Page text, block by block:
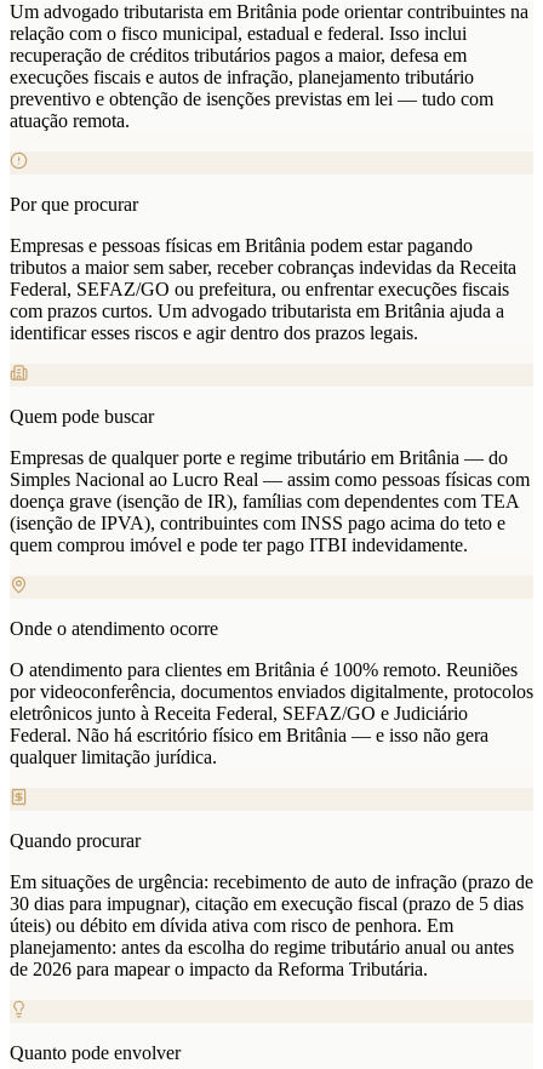
Um advogado tributarista em Britânia pode orientar contribuintes na
relação com o fisco municipal, estadual e federal. Isso inclui
recuperação de créditos tributários pagos a maior, defesa em
execuções fiscais e autos de infração, planejamento tributário
preventivo e obtenção de isenções previstas em lei — tudo com
atuação remota.
Por que procurar
Empresas e pessoas físicas em Britânia podem estar pagando
tributos a maior sem saber, receber cobranças indevidas da Receita
Federal, SEFAZ/GO ou prefeitura, ou enfrentar execuções fiscais
com prazos curtos. Um advogado tributarista em Britânia ajuda a
identificar esses riscos e agir dentro dos prazos legais.
Quem pode buscar
Empresas de qualquer porte e regime tributário em Britânia — do
Simples Nacional ao Lucro Real — assim como pessoas físicas com
doença grave (isenção de IR), famílias com dependentes com TEA
(isenção de IPVA), contribuintes com INSS pago acima do teto e
quem comprou imóvel e pode ter pago ITBI indevidamente.
Onde o atendimento ocorre
O atendimento para clientes em Britânia é 100% remoto. Reuniões
por videoconferência, documentos enviados digitalmente, protocolos
eletrônicos junto à Receita Federal, SEFAZ/GO e Judiciário
Federal. Não há escritório físico em Britânia — e isso não gera
qualquer limitação jurídica.
Quando procurar
Em situações de urgência: recebimento de auto de infração (prazo de
30 dias para impugnar), citação em execução fiscal (prazo de 5 dias
úteis) ou débito em dívida ativa com risco de penhora. Em
planejamento: antes da escolha do regime tributário anual ou antes
de 2026 para mapear o impacto da Reforma Tributária.
Quanto pode envolver